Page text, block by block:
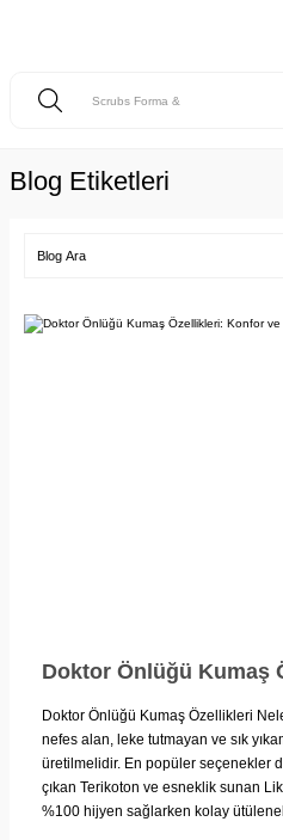
Blog Etiketleri
Doktor Önlüğü Kumaş Özellikleri
nefes alan, leke tutmayan ve sık
üretilmelidir. En popüler seçenekler
çıkan Terikoton ve esneklik sunan
%100 hijyen sağlarken kolay